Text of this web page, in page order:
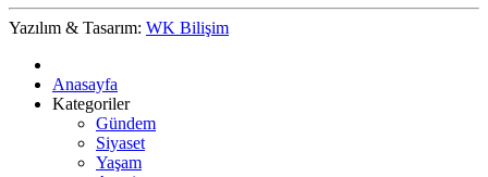
Yazılım & Tasarım: WK Bilişim
Anasayfa
Kategoriler
Gündem
Siyaset
Yaşam